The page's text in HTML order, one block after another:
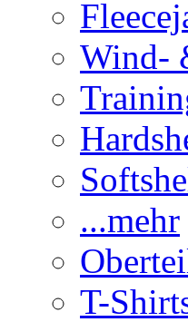
Wind-
...mehr
T-